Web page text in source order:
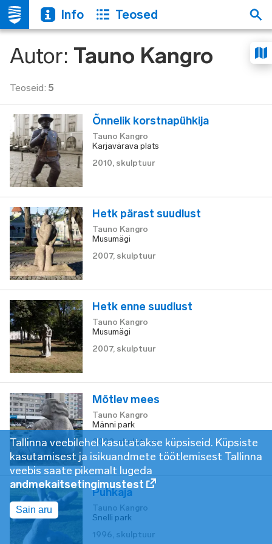
Info Teosed
Autor: Tauno Kangro
Teoseid: 5
Õnnelik korstnapühkija
Tauno Kangro
Karjavärava plats
2010, skulptuur
Hetk pärast suudlust
Tauno Kangro
Musumägi
2007, skulptuur
Hetk enne suudlust
Tauno Kangro
Musumägi
2007, skulptuur
Mõtlev mees
Tauno Kangro
Männi park
2002,skulptuur
Puhkaja
Tauno Kangro
Snelli park
1996, skulptuur
Tallinna veebilehel kasutatakse küpsiseid. Küpsiste
kasutamisest ja isikuandmete töötlemisest Tallinna
veebis saate pikemalt lugeda
andmekaitsetingimustest
Sain aru